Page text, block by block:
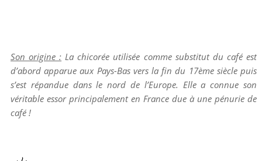
Son origine : La chicorée utilisée comme substitut du café est
d’abord apparue aux Pays-Bas vers la fin du 17ème siècle puis
s’est répandue dans le nord de l’Europe. Elle a connue son
véritable essor principalement en France due à une pénurie de
café !